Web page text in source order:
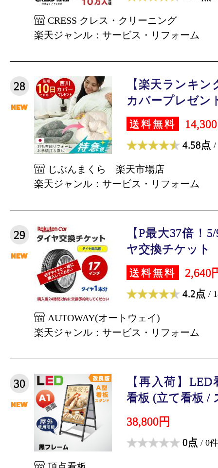
CRESS クレス・クリーニング
楽天ジャンル：サービス・リフォーム
28
【楽天ランキ
カバープレゼン
送料無料
4.58点 /
じぶんまくら 楽天市場店
楽天ジャンル：サービス・リフォーム
29
【P最大37倍！
ヤ交換チケット
送料無料 2,640
4.2点 /
AUTOWAY(オートウェイ)
楽天ジャンル：サービス・リフォーム
30
【再入荷】
看板 (立て看板 /
38,800円
0点 / 0件